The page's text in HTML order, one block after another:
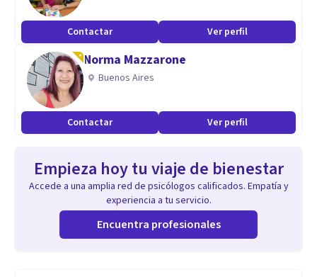
Contactar Ver perfil
Norma Mazzarone
Buenos Aires
Contactar Ver perfil
Empieza hoy tu viaje de bienestar
Accede a una amplia red de psicólogos calificados. Empatía y
experiencia a tu servicio.
Encuentra profesionales